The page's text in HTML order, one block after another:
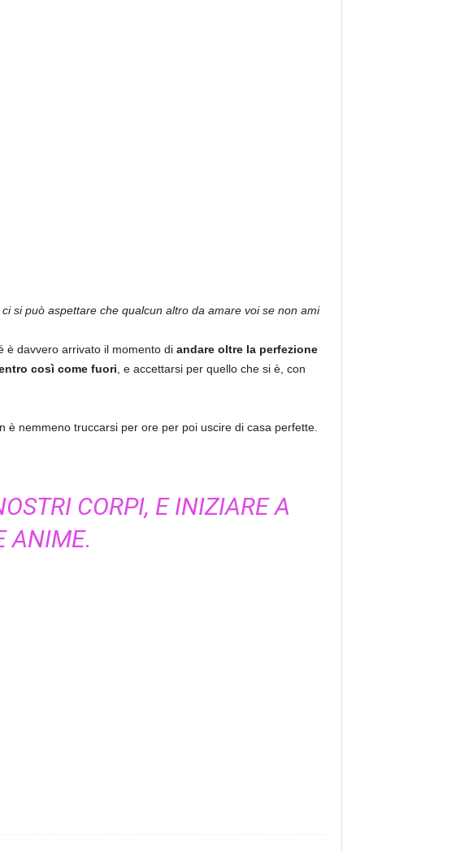
si può aspettare che qualcun altro da amare voi se non ami
è davvero arrivato il momento di andare oltre la perfezione
così come fuori , e accettarsi per quello che si è, con
nemmeno truccarsi per ore per poi uscire di casa perfette.
CORPI, E INIZIARE A
ANIME.